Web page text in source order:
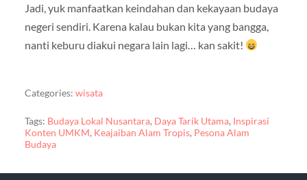
Jadi, yuk manfaatkan keindahan dan kekayaan budaya
negeri sendiri. Karena kalau bukan kita yang bangga,
nanti keburu diakui negara lain lagi… kan sakit!
Categories: wisata
Tags: Budaya Lokal Nusantara, Daya Tarik Utama, Inspirasi
Konten UMKM, Keajaiban Alam Tropis, Pesona Alam
Budaya